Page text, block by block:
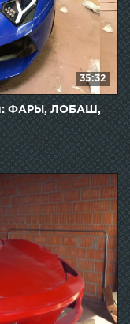
35:32
ФАРЫ, ЛОБАШ,